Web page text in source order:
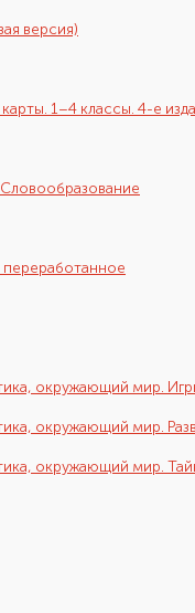
версия)
1–4 классы. 4-е
переработанное
окружающий мир.
окружающий мир.
окружающий мир.